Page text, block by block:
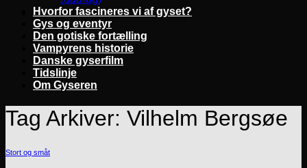
Hvorfor fascineres vi af gyset?
Gys og eventyr
Den gotiske fortælling
Vampyrens historie
Danske gyserfilm
Tidslinje
Om Gyseren
Tag Arkiver: Vilhelm Bergsøe
Stort og småt